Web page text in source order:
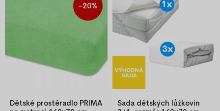
-20%
Dětské prostěradlo PRIMA
Sada dětských lůžkovin